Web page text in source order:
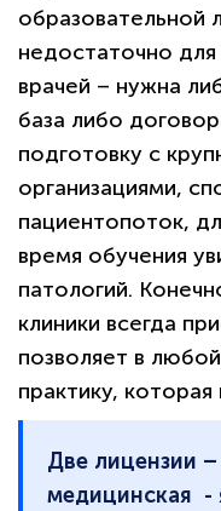
образовательной
недостаточно для
врачей – нужна
база либо
подготовку с
организациями,
пациентопоток,
время обучения
патологий.
клиники всегда
позволяет в
практику,
Две лицензии
медицинская -